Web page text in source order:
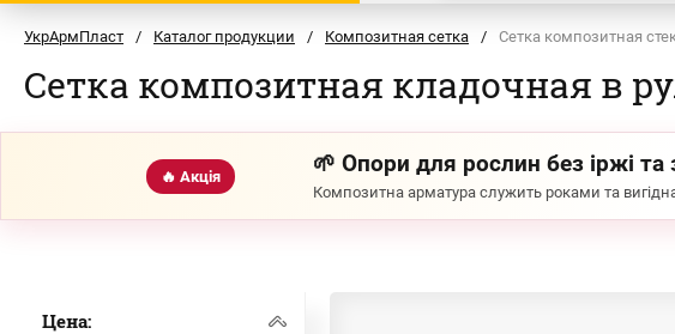
УкрАрмПласт / Каталог продукции / Композитная сетка / Сетка композитная
Сетка композитная кладочная в
🔥 Акція 🌱 Опори для рослин без іржі
Композитна арматура служить роками та
Цена: